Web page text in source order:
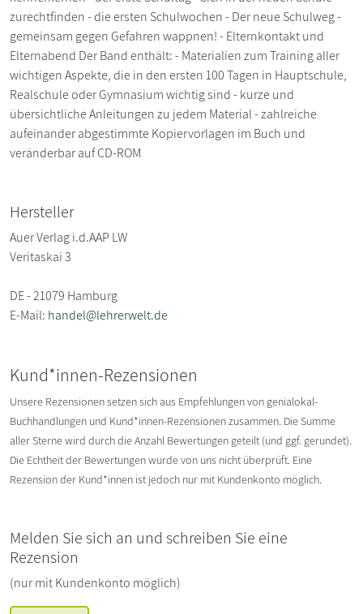
zurechtfinden - die ersten Schulwochen - Der neue Schulweg -
gemeinsam gegen Gefahren wappnen! - Elternkontakt und
Elternabend Der Band enthält: - Materialien zum Training aller
wichtigen Aspekte, die in den ersten 100 Tagen in Hauptschule,
Realschule oder Gymnasium wichtig sind - kurze und
übersichtliche Anleitungen zu jedem Material - zahlreiche
aufeinander abgestimmte Kopiervorlagen im Buch und
veränderbar auf CD-ROM
Hersteller
Auer Verlag i.d.AAP LW
Veritaskai 3
DE - 21079 Hamburg
E-Mail: handel@lehrerwelt.de
Kund*innen-Rezensionen
Unsere Rezensionen setzen sich aus Empfehlungen von genialokal-
Buchhandlungen und Kund*innen-Rezensionen zusammen. Die Summe
aller Sterne wird durch die Anzahl Bewertungen geteilt (und ggf. gerundet).
Die Echtheit der Bewertungen wurde von uns nicht überprüft. Eine
Rezension der Kund*innen ist jedoch nur mit Kundenkonto möglich.
Melden Sie sich an und schreiben Sie eine
Rezension
(nur mit Kundenkonto möglich)